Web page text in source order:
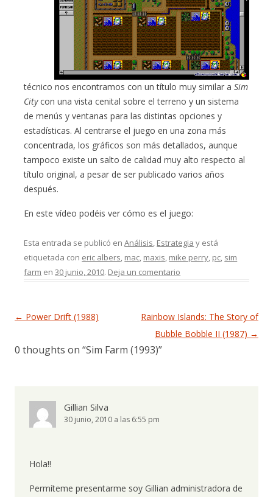
técnico nos encontramos con un título muy similar aSim
Citycon una vista cenital sobre el terreno y un sistema
de menús y ventanas para las distintas opciones y
estadísticas. Al centrarse el juego en una zona más
concentrada, los gráficos son más detallados, aunque
tampoco existe un salto de calidad muy alto respecto al
título original, a pesar de ser publicado varios años
después.
En este vídeo podéis ver cómo es el juego:
Esta entrada se publicó enAnálisis, Estrategia y está
etiquetada con eric albers, mac, maxis, mike perry, pc, sim
farm en30 junio, 2010. Deja un comentario
Navegación de entradas
← Power Drift (1988)
Rainbow Islands: The Story of
Bubble Bobble II (1987) →
0 thoughts on “Sim Farm (1993)”
Gillian Silva
30 junio, 2010 a las 6:55 pm
Hola!!
Permíteme presentarme soy Gillian administradora de